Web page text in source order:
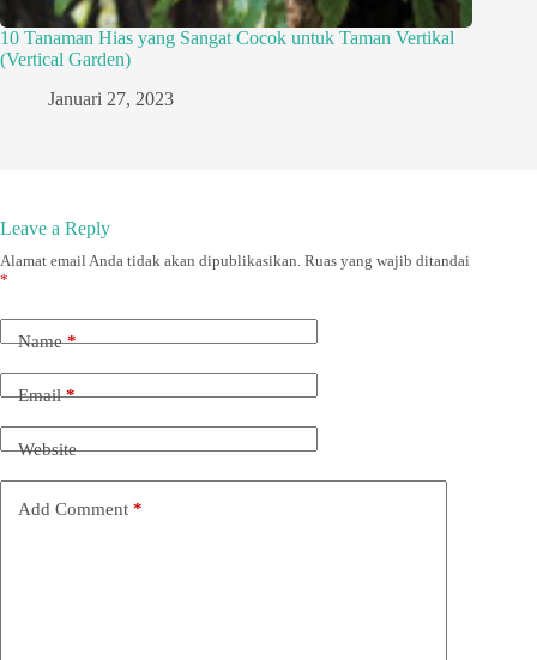
10 Tanaman Hias yang Sangat Cocok untuk Taman Vertikal
(Vertical Garden)
Januari 27, 2023
Leave a Reply
Alamat email Anda tidak akan dipublikasikan. Ruas yang wajib ditandai
*
Name*
Email*
Website
Add Comment *